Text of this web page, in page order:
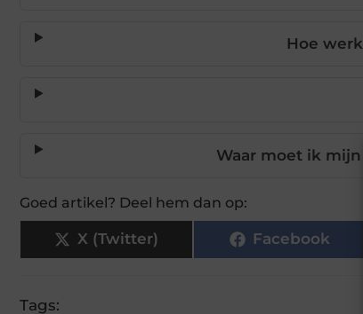
Hoe
Waar moet ik
Goed artikel? Deel hem dan op:
X (Twitter) Facebook
Tags: